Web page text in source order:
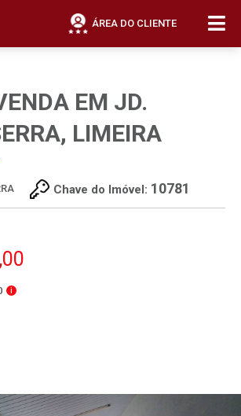
ÁREA DO CLIENTE
EM JD.
LIMEIRA
Chave do Imóvel: 10781
i